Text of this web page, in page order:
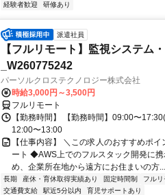
経験者歓迎
研修あり
派遣社員
【フルリモート】監視システム
_W260775242
パーソルクロステクノロジー株式会社
時給3,000円～3,500円
フルリモート
【勤務時間】 【勤務時間】09:00〜
12:00〜13:00
【仕事内容】 ＼この求人のおすすめポ
ート ◆AWS上でのフルスタック開発に
め、企業所在地から遠方にお住まいの方...
長期 産休・育休取得実績あり 固定時間制 フルリ
交通費支給
駅近5分以内 育児サポートあり